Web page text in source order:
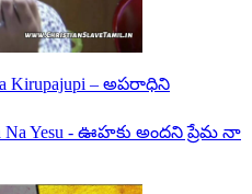
Kirupajupi – అపరాధిని
Na Yesu - ఊహకు అందని ప్రేమ నా